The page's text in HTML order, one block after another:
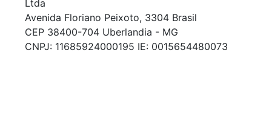
Ltda
Avenida Floriano Peixoto, 3304 Brasil
CEP 38400-704 Uberlandia - MG
CNPJ: 11685924000195 IE: 0015654480073